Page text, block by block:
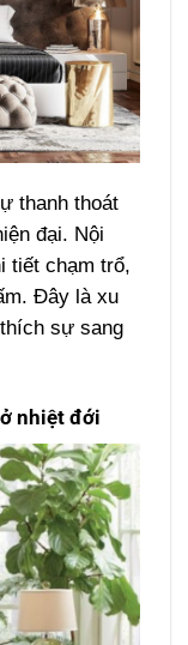
thanh thoát
đại. Nội
tiết chạm trổ,
Đây là xu
sự sang
nhiệt đới